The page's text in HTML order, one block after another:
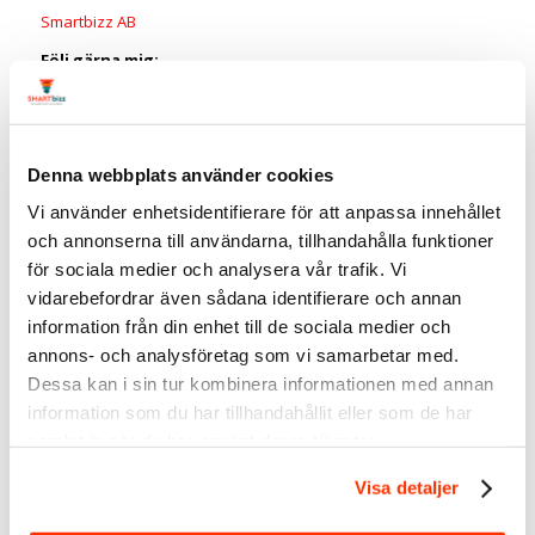
Denna webbplats använder cookies
Vi använder enhetsidentifierare för att anpassa innehållet
och annonserna till användarna, tillhandahålla funktioner
för sociala medier och analysera vår trafik. Vi
vidarebefordrar även sådana identifierare och annan
information från din enhet till de sociala medier och
annons- och analysföretag som vi samarbetar med.
Dessa kan i sin tur kombinera informationen med annan
information som du har tillhandahållit eller som de har
Visa detaljer
Smartbizz AB
Följ gärna mig:
LinkedIn
Twitter
Instagram
Taggar:Linda Björck,LinkedIn,LinkedIn inställningar,LinkedIn
nyheter,LinkedIn tips
1
SVARA
Trackbacks & Pingbacks
Kommentera inlägg på LinkedIn med en bild |